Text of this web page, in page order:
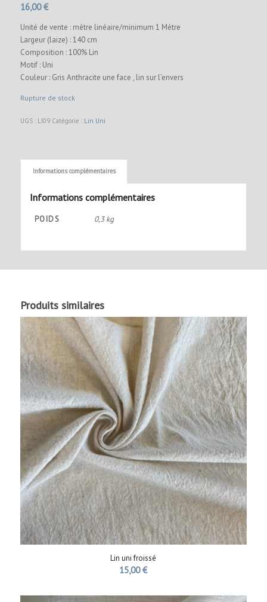
16,00€
Unité de vente : mètre linéaire/minimum 1 Mètre
Largeur (laize) : 140 cm
Composition : 100% Lin
Motif : Uni
Couleur : Gris Anthracite une face , lin sur l’envers
Rupture de stock
UGS : LI09 Catégorie : Lin Uni
Informations complémentaires
Informations complémentaires
POIDS 0,3 kg
Produits similaires
Lin uni froissé
15,00€